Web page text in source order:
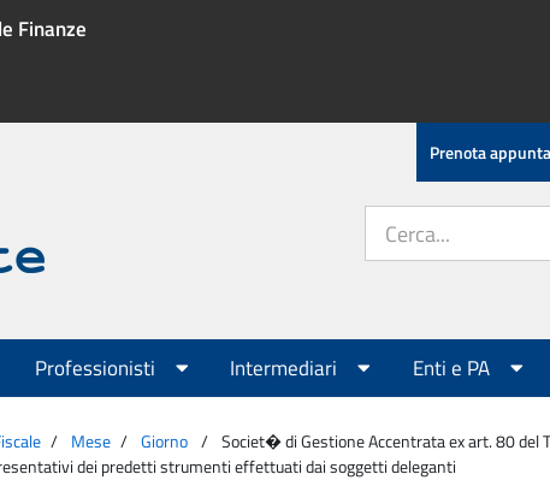
Finanze
Prenota
sito:
Professionisti Intermediari Enti e PA
Mese Giorno
Societ� di Gestione Accentrata ex art. 80
dei predetti strumenti effettuati dai soggetti deleganti